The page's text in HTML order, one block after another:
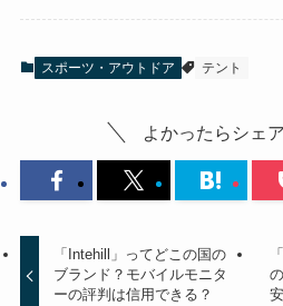
スポーツ・アウトドア テント
よかったらシェ
「Intehill」ってどこの国の
ブランド？モバイルモニタ
ーの評判は信用できる？